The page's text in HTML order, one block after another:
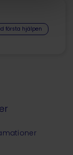
första hjälpen